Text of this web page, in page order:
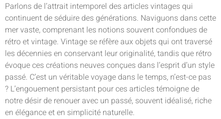
Parlons de l’attrait intemporel des articles vintages qui
continuent de séduire des générations. Naviguons dans cette
mer vaste, comprenant les notions souvent confondues de
rétro et vintage. Vintage se réfère aux objets qui ont traversé
les décennies en conservant leur originalité, tandis que rétro
évoque ces créations neuves conçues dans l’esprit d’un style
passé. C’est un véritable voyage dans le temps, n’est-ce pas
? L’engouement persistant pour ces articles témoigne de
notre désir de renouer avec un passé, souvent idéalisé, riche
en élégance et en simplicité naturelle.